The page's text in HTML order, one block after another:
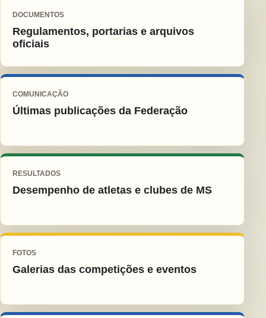
DOCUMENTOS
Regulamentos, portarias e arquivos
oficiais
COMUNICAÇÃO
Últimas publicações da Federação
RESULTADOS
Desempenho de atletas e clubes de MS
FOTOS
Galerias das competições e eventos